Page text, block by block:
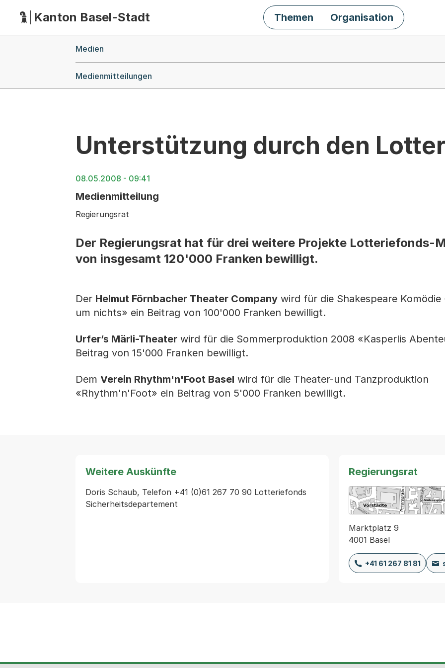
HauptnavigationKanton Basel-Stadt Themen Organisation
Medien
Medienmitteilungen
Unterstützung durch den
08.05.2008 - 09:41
Medienmitteilung
Regierungsrat
Der Regierungsrat hat für drei weitere Projekte Lotteriefonds-
von insgesamt 120'000 Franken bewilligt.
Der Helmut Förnbacher Theater Company wird für die Shakespeare Komödie
um nichts» ein Beitrag von 100'000 Franken bewilligt.
Urfer’s Märli-Theater wird für die Sommerproduktion 2008 «Kasperlis
Beitrag von 15'000 Franken bewilligt.
Dem Verein Rhythm'n'Foot Basel wird für die Theater-und Tanzproduktion
«Rhythm'n'Foot» ein Beitrag von 5'000 Franken bewilligt.
Weitere Auskünfte
Doris Schaub, Telefon +41 (0)61 267 70 90 Lotteriefonds
Sicherheitsdepartement
Regierungsrat
Marktplatz 9
4001 Basel
+41 61 267 81 81